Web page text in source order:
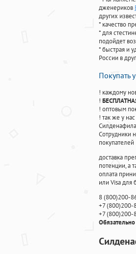
дженериков
других
* качество
* для
подойдет
* быстрая и
России в
Покупать
! каждому
!
! оптовым
! так же у
Cотрудники
покупателей
доставка
потенции, а
оплата
или Visa для
8(800)200-
+7(800)200-
+7(800)200-